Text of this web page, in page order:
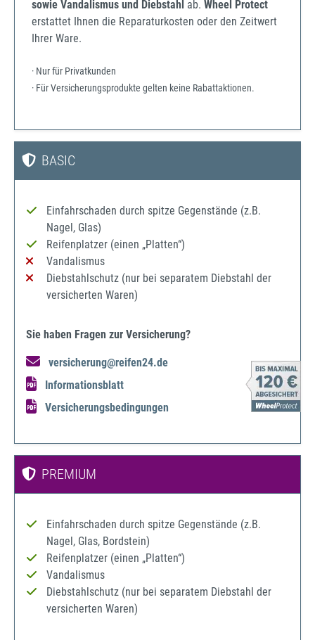
sowie Vandalismus und Diebstahl ab. Wheel Protect
erstattet Ihnen die Reparaturkosten oder den Zeitwert
Ihrer Ware.
· Nur für Privatkunden
· Für Versicherungsprodukte gelten keine Rabattaktionen.
BASIC
Einfahrschaden durch spitze Gegenstände (z.B.
Nagel, Glas)
Reifenplatzer (einen „Platten“)
Vandalismus
Diebstahlschutz (nur bei separatem Diebstahl der
versicherten Waren)
Sie haben Fragen zur Versicherung?
versicherung@reifen24.de
Informationsblatt
Versicherungsbedingungen
PREMIUM
Einfahrschaden durch spitze Gegenstände (z.B.
Nagel, Glas, Bordstein)
Reifenplatzer (einen „Platten“)
Vandalismus
Diebstahlschutz (nur bei separatem Diebstahl der
versicherten Waren)